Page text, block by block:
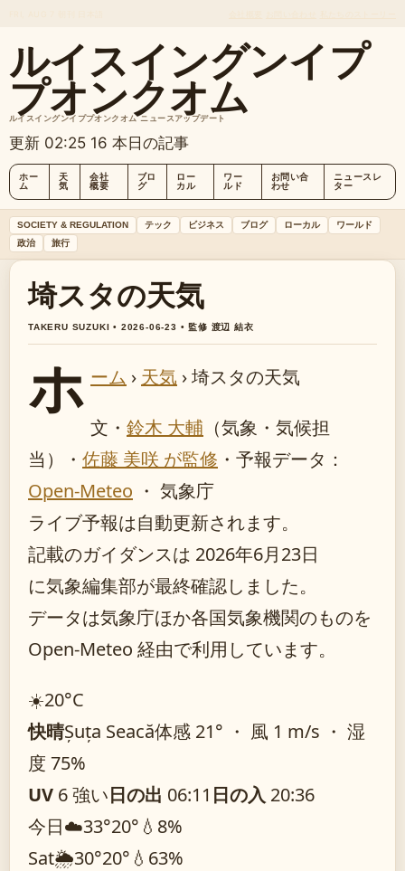
ルイスイングンイプ
プオンクオム
ルイスイングンイププオンクオム ニュースアップデート
更新 02:25 16 本日の記事
ホー
ム
天
気
会社
概要
ブロ
グ
ロー
カル
ワー
ルド
お問い合
わせ
ニュースレ
ター
SOCIETY & REGULATION テック ビジネス ブログ ローカル
ワールド
政治
旅行
埼スタの天気
TAKERU SUZUKI • 2026-06-23 • 監修 渡辺 結衣
ホ ーム › 天気 ›埼スタの天気
文・ 鈴木 大輔 （気象・気候担
当）
・ 佐藤 美咲 が監修 ・ 予報データ：
Open-Meteo ・ 気象庁
ライブ予報は自動更新されます。
記載のガイダンスは 2026年6月23日
に気象編集部が最終確認しました。
データは気象庁ほか各国気象機関のものを
Open-Meteo 経由で利用しています。
☀️20°C
快晴Șuța Seacă体感 21° ・ 風 1 m/s ・ 湿
度 75%
UV 6 強い日の出 06:11 日の入 20:36
今日☁️33°20° 💧8%
Sat🌦️30°20° 💧63%